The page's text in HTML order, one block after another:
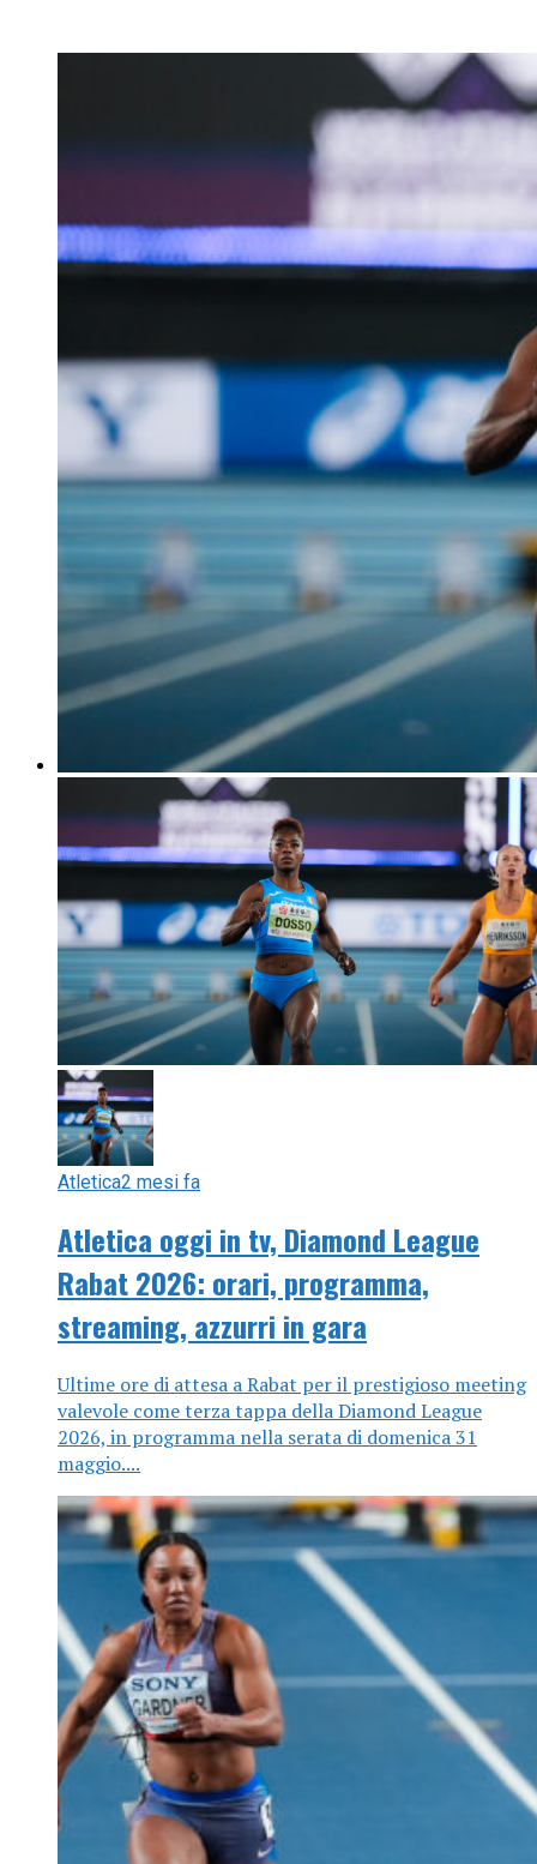
Atletica2 mesi fa
Atletica oggi in tv, Diamond League
Rabat 2026: orari, programma,
streaming, azzurri in gara
Ultime ore di attesa a Rabat per il prestigioso meeting
valevole come terza tappa della Diamond League
2026, in programma nella serata di domenica 31
maggio....